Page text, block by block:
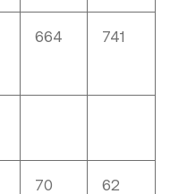
664 741
70 62